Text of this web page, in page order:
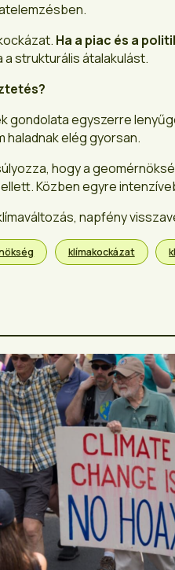
Ha a piac és a
a strukturális átalakulást.
gondolata egyszerre
haladnak elég gyorsan.
hogy a
Közben egyre
napfény
klímakockázat